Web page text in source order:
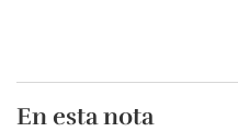
En esta nota